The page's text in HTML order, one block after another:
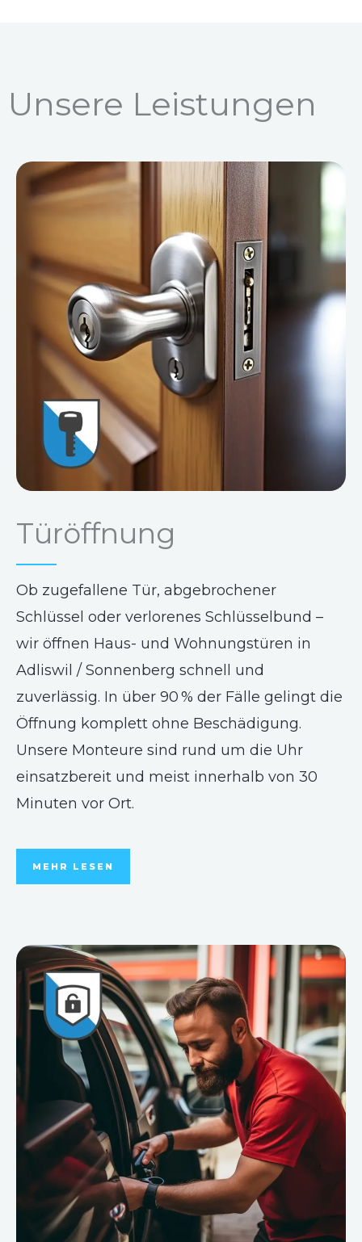
Unsere Leistungen
Türöffnung
Ob zugefallene Tür, abgebrochener
Schlüssel oder verlorenes Schlüsselbund –
wir öffnen Haus- und Wohnungstüren in
Adliswil / Sonnenberg schnell und
zuverlässig. In über 90 % der Fälle gelingt die
Öffnung komplett ohne Beschädigung.
Unsere Monteure sind rund um die Uhr
einsatzbereit und meist innerhalb von 30
Minuten vor Ort.
MEHR LESEN